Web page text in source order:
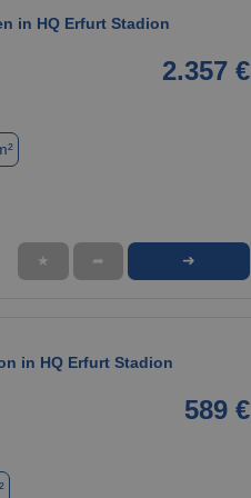
in HQ Erfurt Stadion
2.357 €
★ ➦ ➜
in HQ Erfurt Stadion
589 €